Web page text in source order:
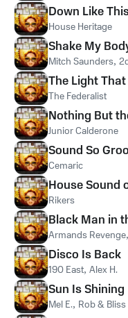
Down Like
House Heritage
Shake My
Mitch Saunders,
The Light
The Federalist
Nothing But
Junior Calderone
Sound So
Cemaric
House Sound
Rikers
Black Man in
Armands Revenge,
Disco Is Back
190 East, Alex H.
Sun Is Shining
Mel E., Rob & Bliss